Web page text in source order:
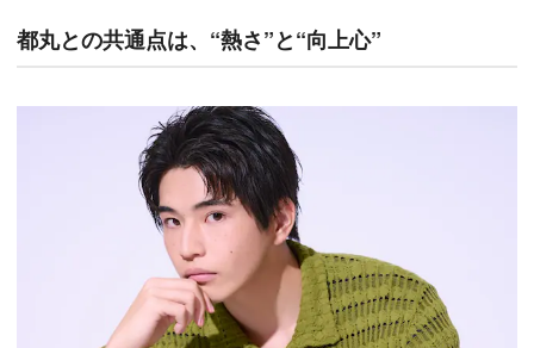
都丸との共通点は、“熱さ”と“向上心”